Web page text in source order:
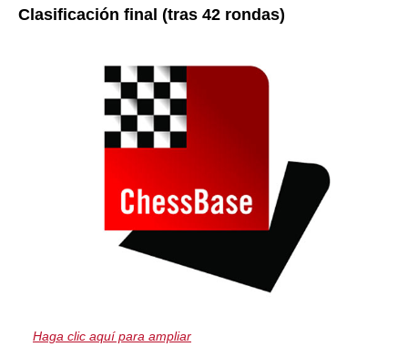
Clasificación final (tras 42 rondas)
Haga clic aquí para ampliar